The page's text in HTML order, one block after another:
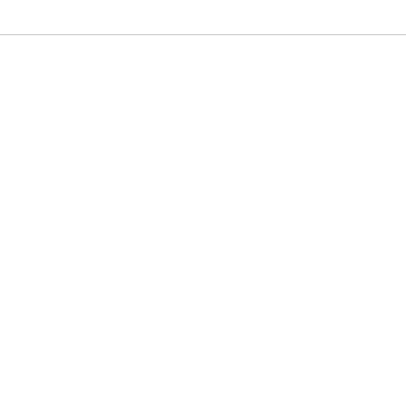
想要一起留下珍貴記錄？書中所附精美明信片讓人愛不
時刻，用手寫的溫度，保留滿滿回憶，也能傳達祝福
世界，保證讓喜愛BT21的UNISTARS超級滿意，只要
陪你玩遍全世界。
好買以及最好吃的經典行程，只要跟著走，新手也能
讓你自由發揮不設限。